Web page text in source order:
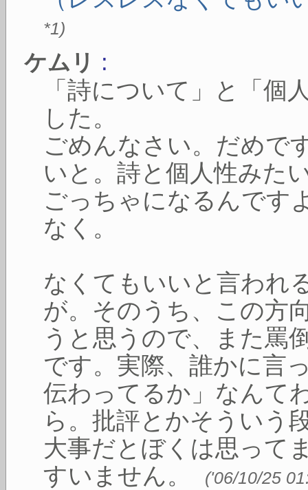
*1)
ケムリ :
「詩について」と「個
した。
ごめんなさい。だめで
いと。詩と個人性みた
ごっちゃになるんです
なく。
なくてもいいと言われ
が。そのうち、この方
うと思うので、また罵
です。実際、誰かに言
伝わってるか」なんて
ら。批評とかそういう
大事だとぼくは思って
すいません。
('06/10/25